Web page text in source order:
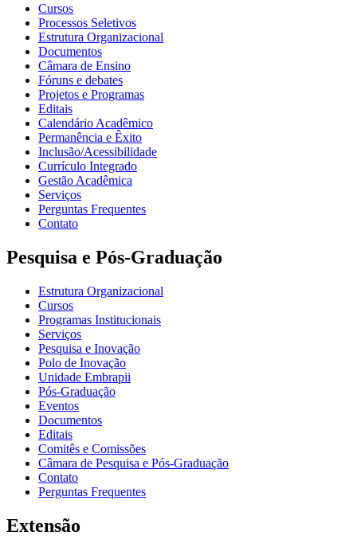
Cursos
Processos Seletivos
Estrutura Organizacional
Documentos
Câmara de Ensino
Fóruns e debates
Projetos e Programas
Editais
Calendário Acadêmico
Permanência e Êxito
Inclusão/Acessibilidade
Currículo Integrado
Gestão Acadêmica
Serviços
Perguntas Frequentes
Contato
Pesquisa e Pós-Graduação
Estrutura Organizacional
Cursos
Programas Institucionais
Serviços
Pesquisa e Inovação
Polo de Inovação
Unidade Embrapii
Pós-Graduação
Eventos
Documentos
Editais
Comitês e Comissões
Câmara de Pesquisa e Pós-Graduação
Contato
Perguntas Frequentes
Extensão